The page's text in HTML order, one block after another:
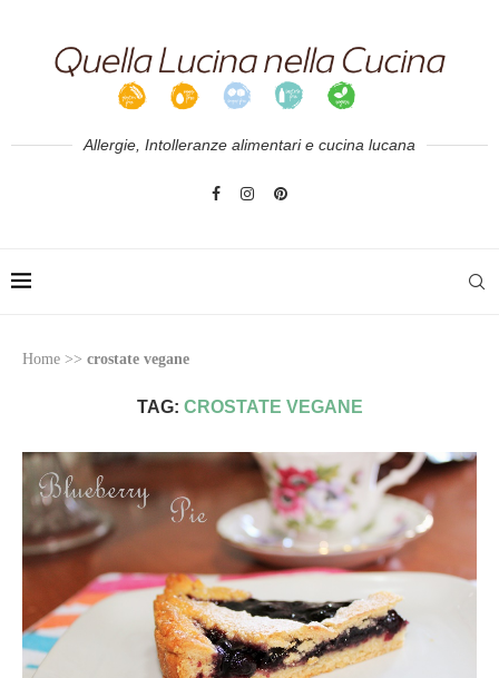
Allergie, Intolleranze alimentari e cucina lucana
Home >> crostate vegane
TAG: CROSTATE VEGANE